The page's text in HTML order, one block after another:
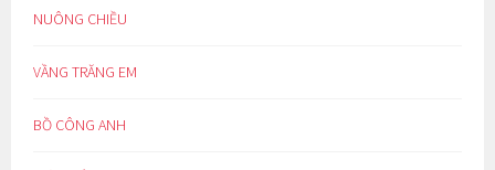
NUÔNG CHIỀU
VẦNG TRĂNG EM
BỒ CÔNG ANH